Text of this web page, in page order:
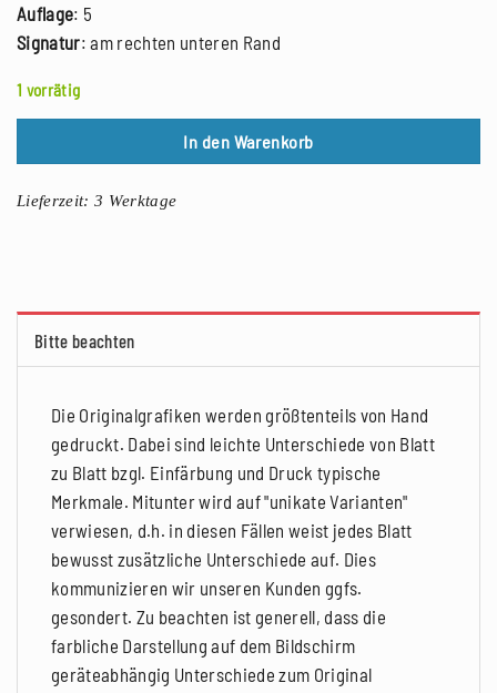
Auflage: 5
Signatur: am rechten unteren Rand
1 vorrätig
In den Warenkorb
Lieferzeit:3 Werktage
Bitte beachten
Die Originalgrafiken werden größtenteils von Hand
gedruckt. Dabei sind leichte Unterschiede von Blatt
zu Blatt bzgl. Einfärbung und Druck typische
Merkmale. Mitunter wird auf "unikate Varianten"
verwiesen, d.h. in diesen Fällen weist jedes Blatt
bewusst zusätzliche Unterschiede auf. Dies
kommunizieren wir unseren Kunden ggfs.
gesondert. Zu beachten ist generell, dass die
farbliche Darstellung auf dem Bildschirm
geräteabhängig Unterschiede zum Original